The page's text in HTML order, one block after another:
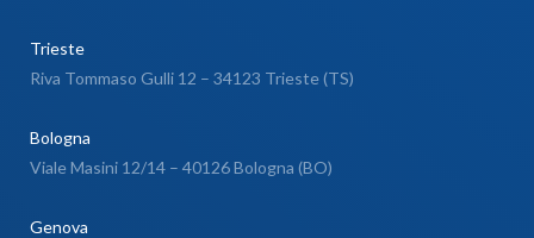
Trieste
Riva Tommaso Gulli 12 – 34123 Trieste (TS)
Bologna
Viale Masini 12/14 – 40126 Bologna (BO)
Genova